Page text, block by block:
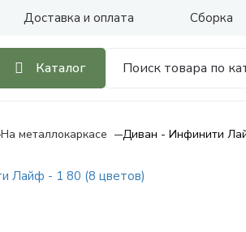
Доставка и оплата Сборка
Каталог
На металлокаркасе Диван - Инфинити